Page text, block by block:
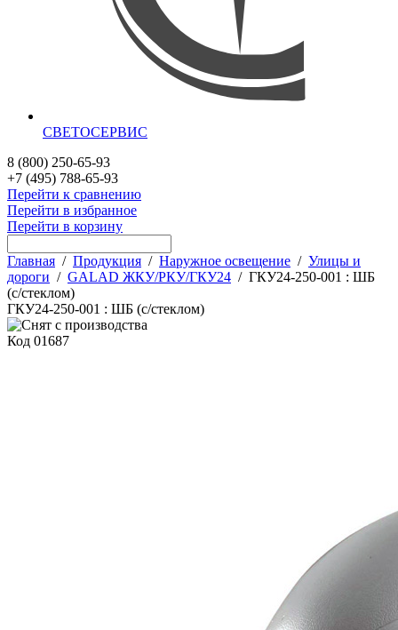
СВЕТОСЕРВИС
8 (800) 250-65-93
+7 (495) 788-65-93
Перейти к сравнению
Перейти в избранное
Перейти в корзину
Главная / Продукция / Наружное освещение / Улицы и
дороги / GALAD ЖКУ/РКУ/ГКУ24 / ГКУ24-250-001 : ШБ
(с/стеклом)
ГКУ24-250-001 : ШБ (с/стеклом)
Код 01687